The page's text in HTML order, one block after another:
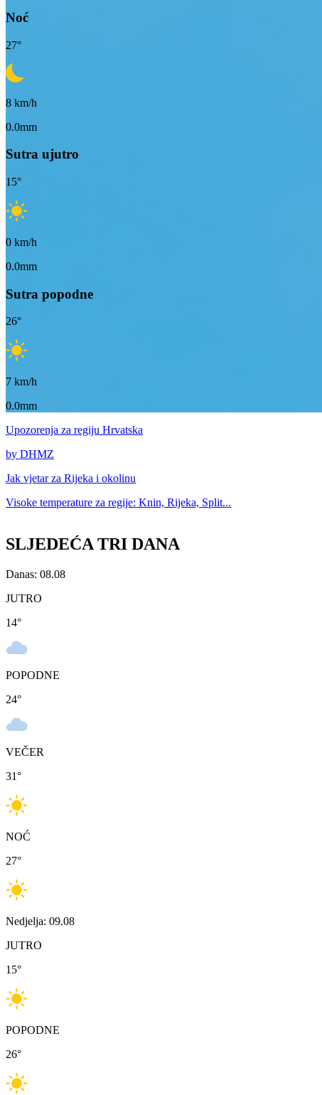
Noć
27°
8 km/h
0.0mm
Sutra ujutro
15°
0 km/h
0.0mm
Sutra popodne
26°
7 km/h
0.0mm
Upozorenja za regiju Hrvatska
by DHMZ
Jak vjetar za Rijeka i okolinu
Visoke temperature za regije: Knin, Rijeka, Split...
SLJEDEĆA TRI DANA
Danas: 08.08
JUTRO
14°
POPODNE
24°
VEČER
31°
NOĆ
27°
Nedjelja: 09.08
JUTRO
15°
POPODNE
26°